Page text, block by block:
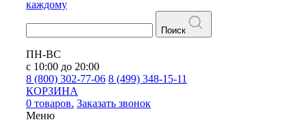
каждому
Поиск
ПН-ВС
с 10:00 до 20:00
8 (800) 302-77-06 8 (499) 348-15-11
КОРЗИНА
0 товаров. Заказать звонок
Меню